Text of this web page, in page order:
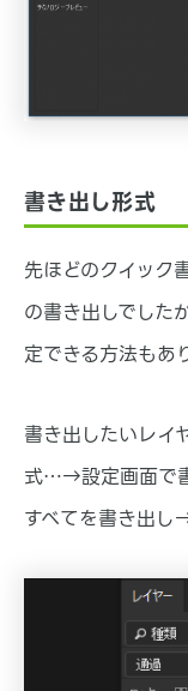
書き出し形式
先ほどのクイック
の書き出しでした
定できる方法もあ
書き出したいレ
式…→設定画面で
すべてを書き出